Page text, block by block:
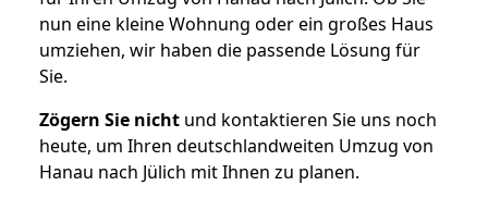
nun eine kleine Wohnung oder ein großes Haus
umziehen, wir haben die passende Lösung für
Sie.
Zögern Sie nicht und kontaktieren Sie uns noch
heute, um Ihren deutschlandweiten Umzug von
Hanau nach Jülich mit Ihnen zu planen.